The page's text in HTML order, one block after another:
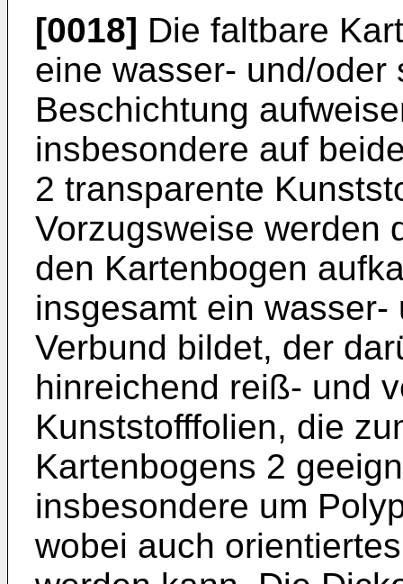
[0018] Die faltbare
eine wasser- und/oder
Beschichtung
insbesondere auf
2 transparente
Vorzugsweise werden
den Kartenbogen
insgesamt ein
Verbund bildet, der
hinreichend reiß- und
Kunststofffolien, die
Kartenbogens 2
insbesondere um
wobei auch